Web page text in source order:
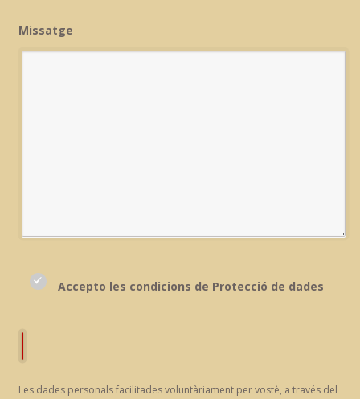
Missatge
Accepto les condicions de Protecció de dades
Les dades personals facilitades voluntàriament per vostè, a través del